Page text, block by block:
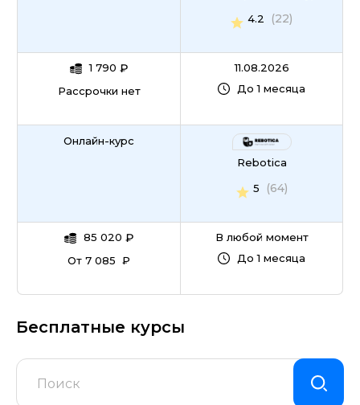
1 790 ₽
Рассрочки нет
4.2
(22)
11.08.2026
До 1 месяца
Онлайн-курс
85 020 ₽
От 7 085 ₽
Rebotica
5
(64)
В любой момент
До 1 месяца
Бесплатные курсы